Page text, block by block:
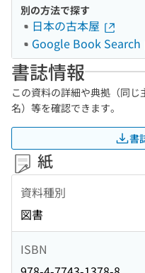
別の方法で探す
日本の古本屋
Google Book Search
書誌情報
この資料の詳細や典拠（同
名）等を確認できます。
書
紙
資料種別
図書
ISBN